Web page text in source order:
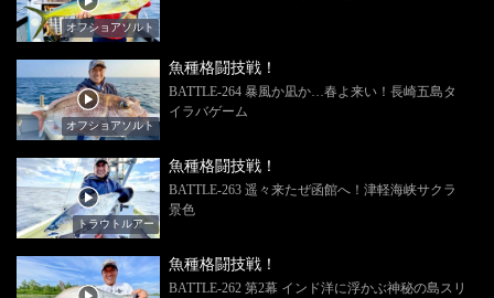
オフショアソルト
オフショアソルト
魚種格闘技戦！
BATTLE-264 暴風か凪か…春よ来い！長崎五島タ
イラバゲーム
トラウトルアー
魚種格闘技戦！
BATTLE-263 遥々来たぜ函館へ！津軽海峡サクラ
景色
魚種格闘技戦！
BATTLE-262 第2幕 インド洋に浮かぶ神秘の島スリ